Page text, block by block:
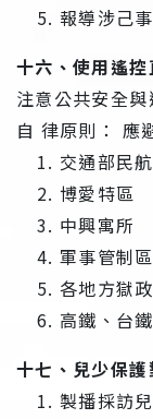
報導涉己
十六、使用遙控
注意公共安全
自 律原則： 應
交通部民
博愛特區
中興寓所
軍事管制區
各地方獄
高鐵、台
十七、兒少保護
製播採訪